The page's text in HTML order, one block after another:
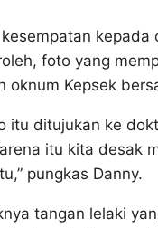
foto yang
oknum Kepsek
itu ditujukan ke
itu kita desak
pungkas Danny.
tangan lelaki